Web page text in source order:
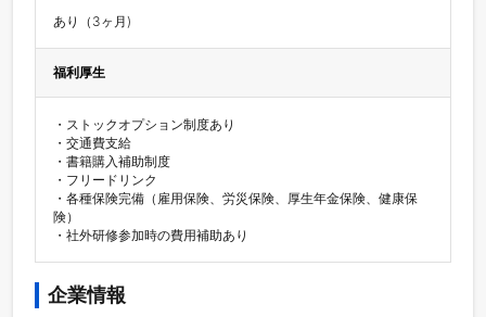
あり（3ヶ月)
福利厚生
・ストックオプション制度あり
・交通費支給
・書籍購入補助制度
・フリードリンク
・各種保険完備（雇用保険、労災保険、厚生年金保険、健康保
険）
・社外研修参加時の費用補助あり
企業情報